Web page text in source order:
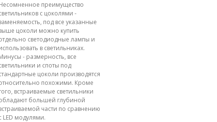
преимущество
с цоколями -
под все указанные
цоколи можно купить
светодиодные лампы и
в светильниках.
- размерность, все
и споты под
цоколи производятся
похожими. Кроме
встраиваемые светильники
большей глубиной
части по сравнению
LED модулями.